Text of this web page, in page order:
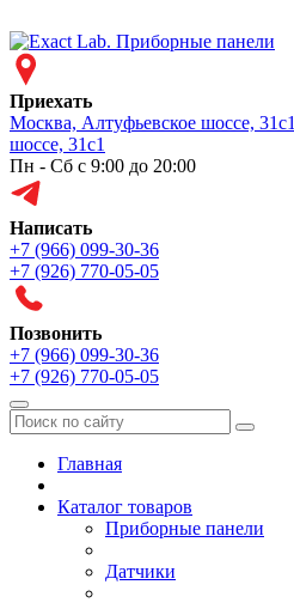
Приехать
Москва, Алтуфьевское шоссе, 31с1
шоссе, 31с1
Пн - Сб с 9:00 до 20:00
Написать
+7 (966) 099-30-36
+7 (926) 770-05-05
Позвонить
+7 (966) 099-30-36
+7 (926) 770-05-05
Меню
Главная
Каталог товаров
Приборные панели
Датчики